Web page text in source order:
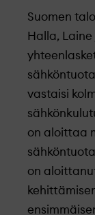
Suomen
Halla,
vastaisi
on aloittaa
on